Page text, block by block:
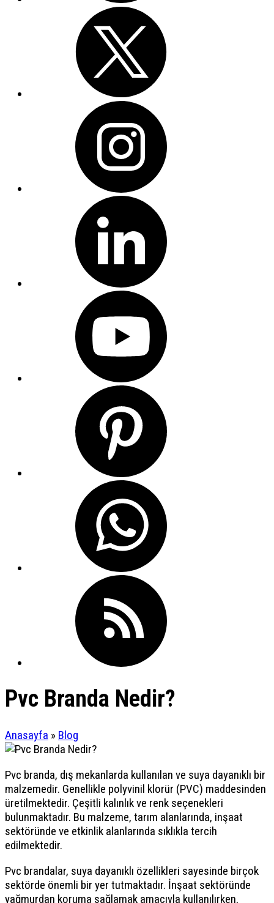
Pvc Branda Nedir?
Anasayfa » Blog
Pvc branda, dış mekanlarda kullanılan ve suya dayanıklı bir
malzemedir. Genellikle polyvinil klorür (PVC) maddesinden
üretilmektedir. Çeşitli kalınlık ve renk seçenekleri
bulunmaktadır. Bu malzeme, tarım alanlarında, inşaat
sektöründe ve etkinlik alanlarında sıklıkla tercih
edilmektedir.
Pvc brandalar, suya dayanıklı özellikleri sayesinde birçok
sektörde önemli bir yer tutmaktadır. İnşaat sektöründe
yağmurdan koruma sağlamak amacıyla kullanılırken,